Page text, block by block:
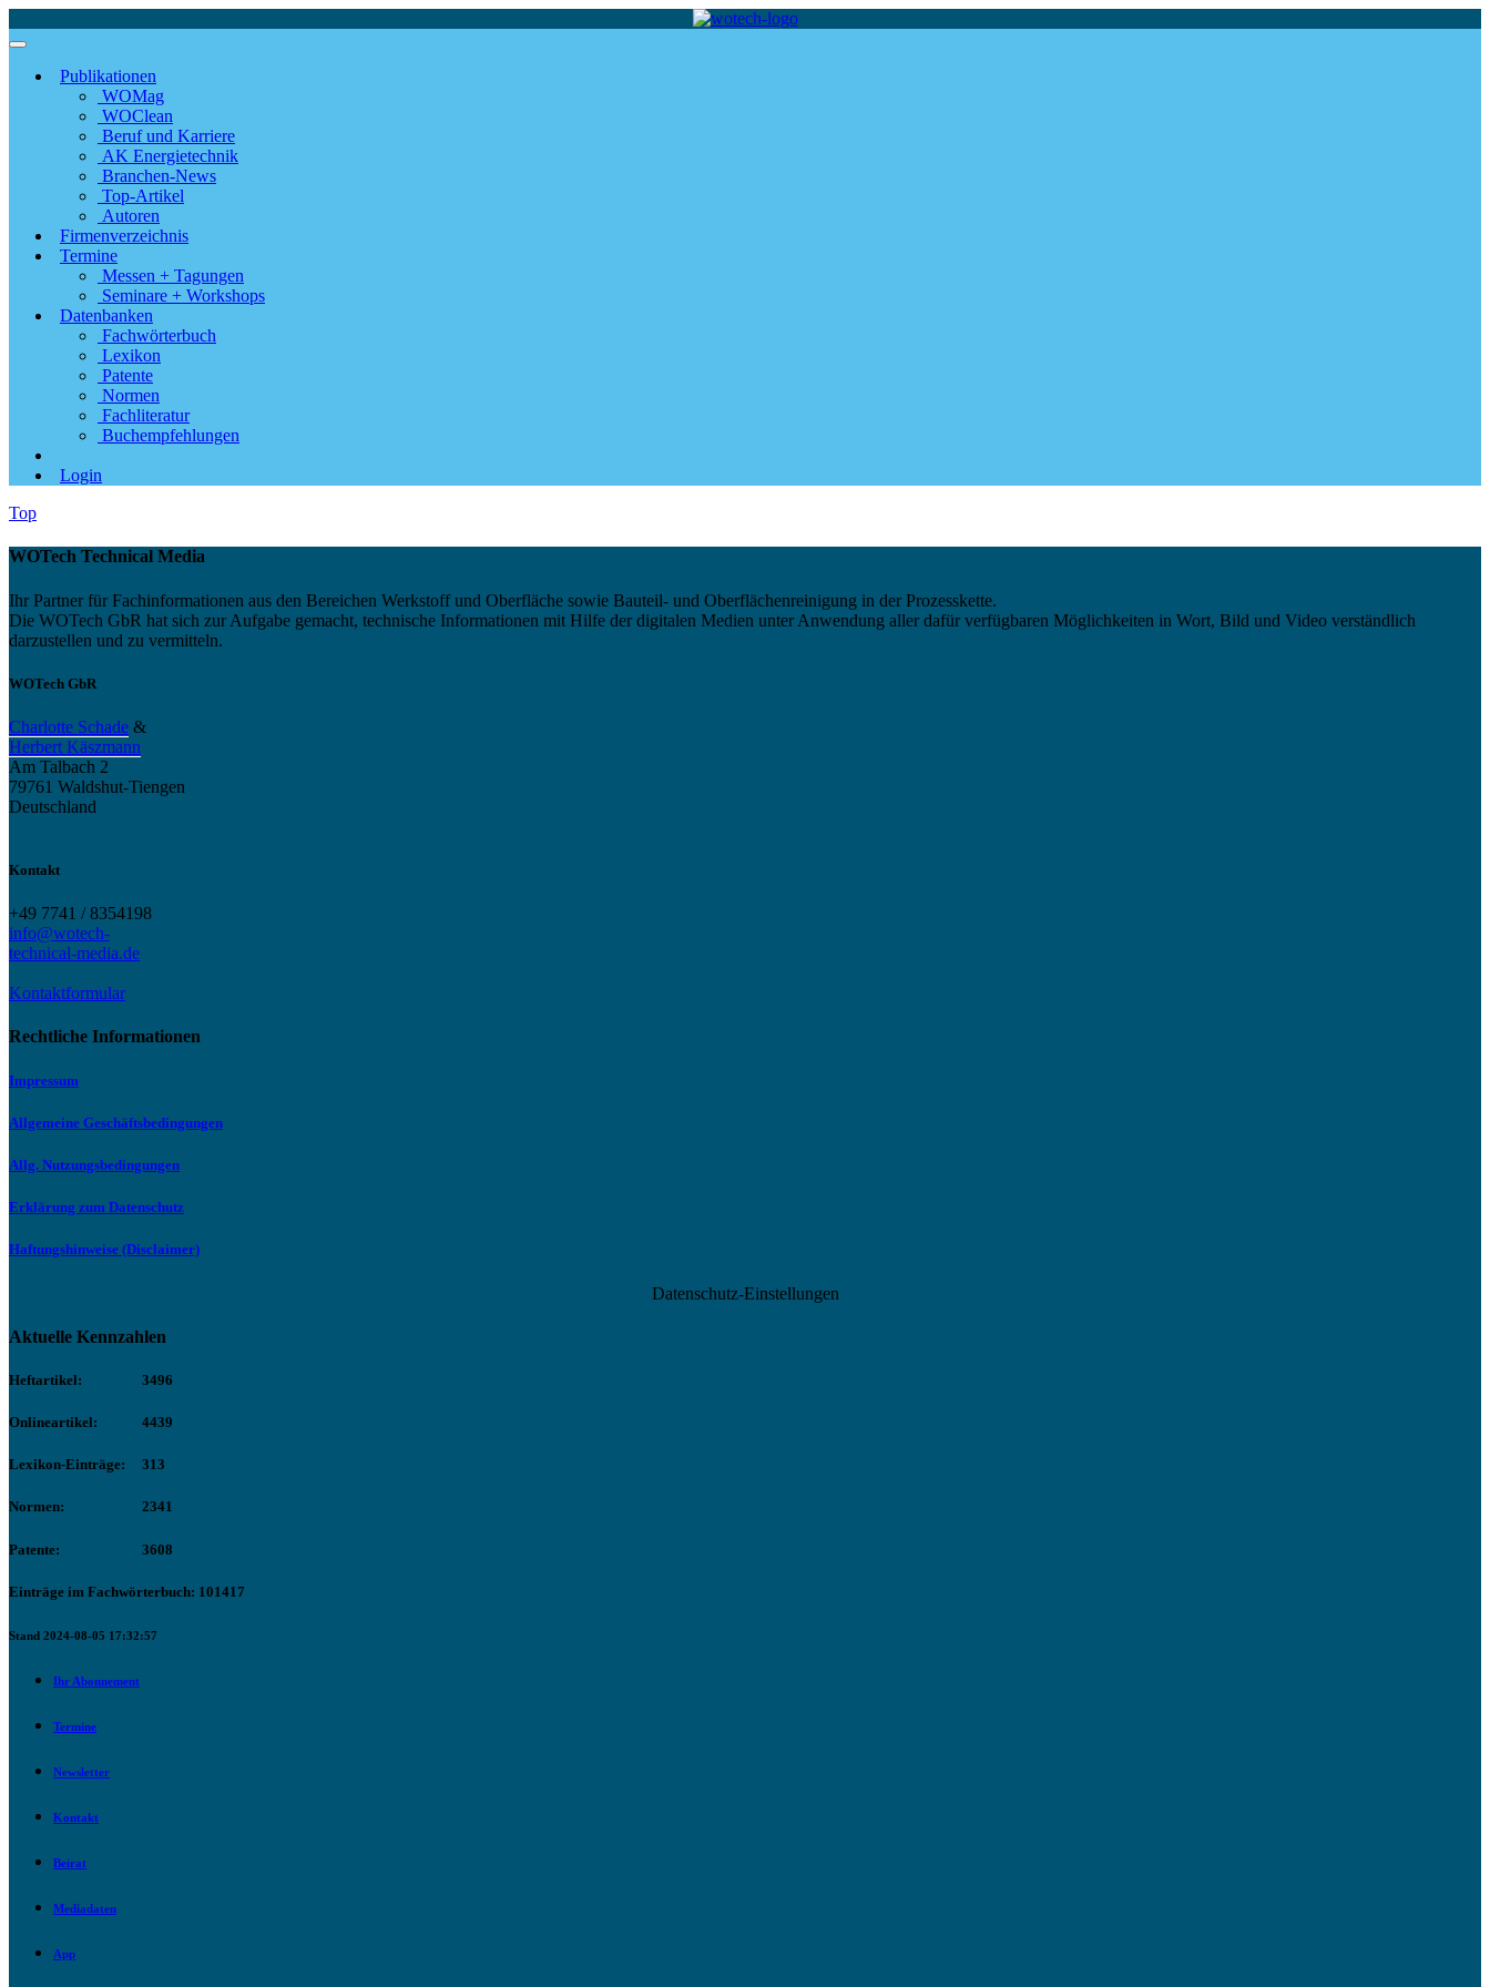
Publikationen
WOMag
WOClean
Beruf und Karriere
AK Energietechnik
Branchen-News
Top-Artikel
Autoren
Firmenverzeichnis
Termine
Messen + Tagungen
Seminare + Workshops
Datenbanken
Fachwörterbuch
Lexikon
Patente
Normen
Fachliteratur
Buchempfehlungen
Login
Top
WOTech Technical Media
Ihr Partner für Fachinformationen aus den Bereichen Werkstoff und Oberfläche sowie Bauteil- und Oberflächenreinigung in der Prozesskette.
Die WOTech GbR hat sich zur Aufgabe gemacht, technische Informationen mit Hilfe der digitalen Medien unter Anwendung aller dafür verfügbaren Möglichkeiten in Wort, Bild und Video verständlich
darzustellen und zu vermitteln.
WOTech GbR
Charlotte Schade &
Herbert Käszmann
Am Talbach 2
79761 Waldshut-Tiengen
Deutschland
Kontakt
+49 7741 / 8354198
info@wotech-
technical-media.de
Kontaktformular
Rechtliche Informationen
Impressum
Allgemeine Geschäftsbedingungen
Allg. Nutzungsbedingungen
Erklärung zum Datenschutz
Haftungshinweise (Disclaimer)
Datenschutz-Einstellungen
Aktuelle Kennzahlen
Heftartikel: 3496
Onlineartikel: 4439
Lexikon-Einträge: 313
Normen: 2341
Patente: 3608
Einträge im Fachwörterbuch: 101417
Stand 2024-08-05 17:32:57
Ihr Abonnement
Termine
Newsletter
Kontakt
Beirat
Mediadaten
App